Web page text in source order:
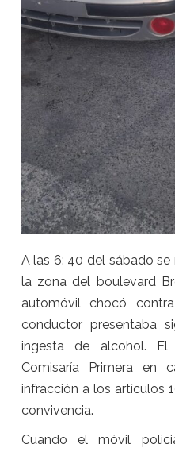
A las 6: 40 del sábado se
la zona del boulevard
automóvil chocó
conductor presentaba
ingesta de alcohol.
Comisaría Primera en
infracción a los artículos
convivencia.
Cuando el móvil